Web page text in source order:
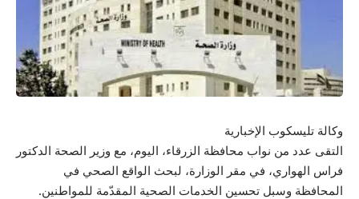
وكالة تليسكوب الإخبارية
التقى عدد من نواب محافظة الزرقاء، اليوم، مع وزير الصحة الدكتور
فراس الهواري، في مقر الوزارة، لبحث الواقع الصحي في
المحافظة وسبل تحسين الخدمات الصحية المقدّمة للمواطنين.